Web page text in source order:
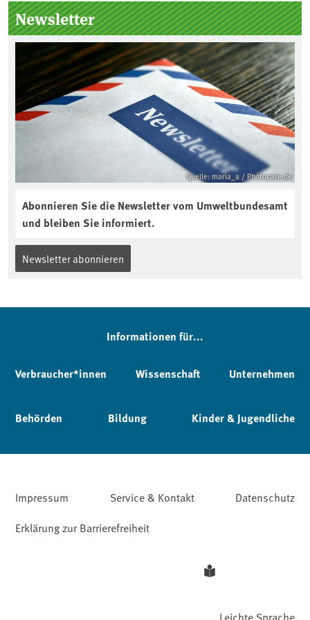
Seitenleiste
Newsletter
Quelle: maria_a / Photocase.de
Abonnieren Sie die Newsletter vom Umweltbundesamt
und bleiben Sie informiert.
Newsletter abonnieren
Informationen für...
Verbraucher*innen Wissenschaft Unternehmen
Behörden Bildung Kinder & Jugendliche
Impressum Service & Kontakt
Datenschutz
Erklärung zur Barrierefreiheit
Leichte Sprache